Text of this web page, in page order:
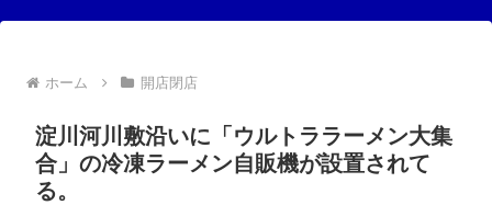
ホーム 開店閉店
淀川河川敷沿いに「ウルトララーメン大集
合」の冷凍ラーメン自販機が設置されて
る。